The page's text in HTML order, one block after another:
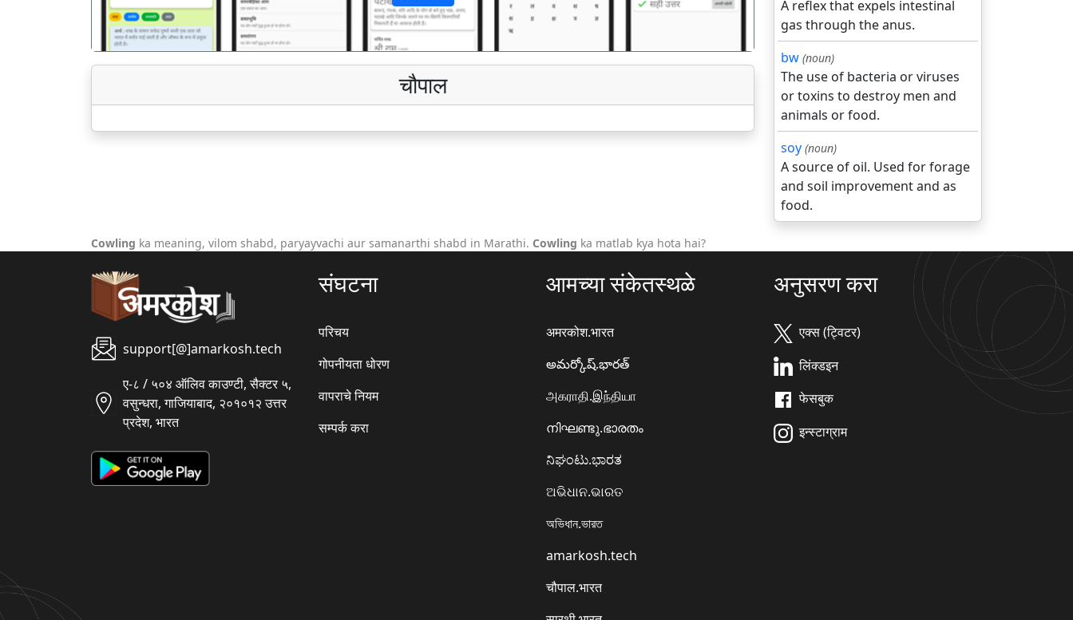
चौपाल
A reflex that expels intestinal
gas through the anus.
bw (noun)
The use of bacteria or viruses
or toxins to destroy men and
animals or food.
soy (noun)
A source of oil. Used for forage
and soil improvement and as
food.
Cowling ka meaning, vilom shabd, paryayvachi aur samanarthi shabd in Marathi. Cowling ka matlab kya hota hai?
support[@]amarkosh.tech
ए-८ / ५०४ ऑलिव काउण्टी, सैक्टर ५,
वसुन्धरा, गाजियाबाद, २०१०१२ उत्तर
प्रदेश, भारत
संघटना
परिचय
गोपनीयता धोरण
वापराचे नियम
सम्पर्क करा
आमच्या संकेतस्थळे
अमरकोश.भारत
అమర్కోష్.భారత్
அகராதி.இந்தியா
നിഘണ്ടു.ഭാരതം
ನಿಘಂಟು.ಭಾರತ
ଅଭିଧାନ.ଭାରତ
অভিধান.ভারত
amarkosh.tech
चौपाल.भारत
अनुसरण करा
एक्स (ट्विटर)
लिंक्डइन
फेसबुक
इन्स्टाग्राम